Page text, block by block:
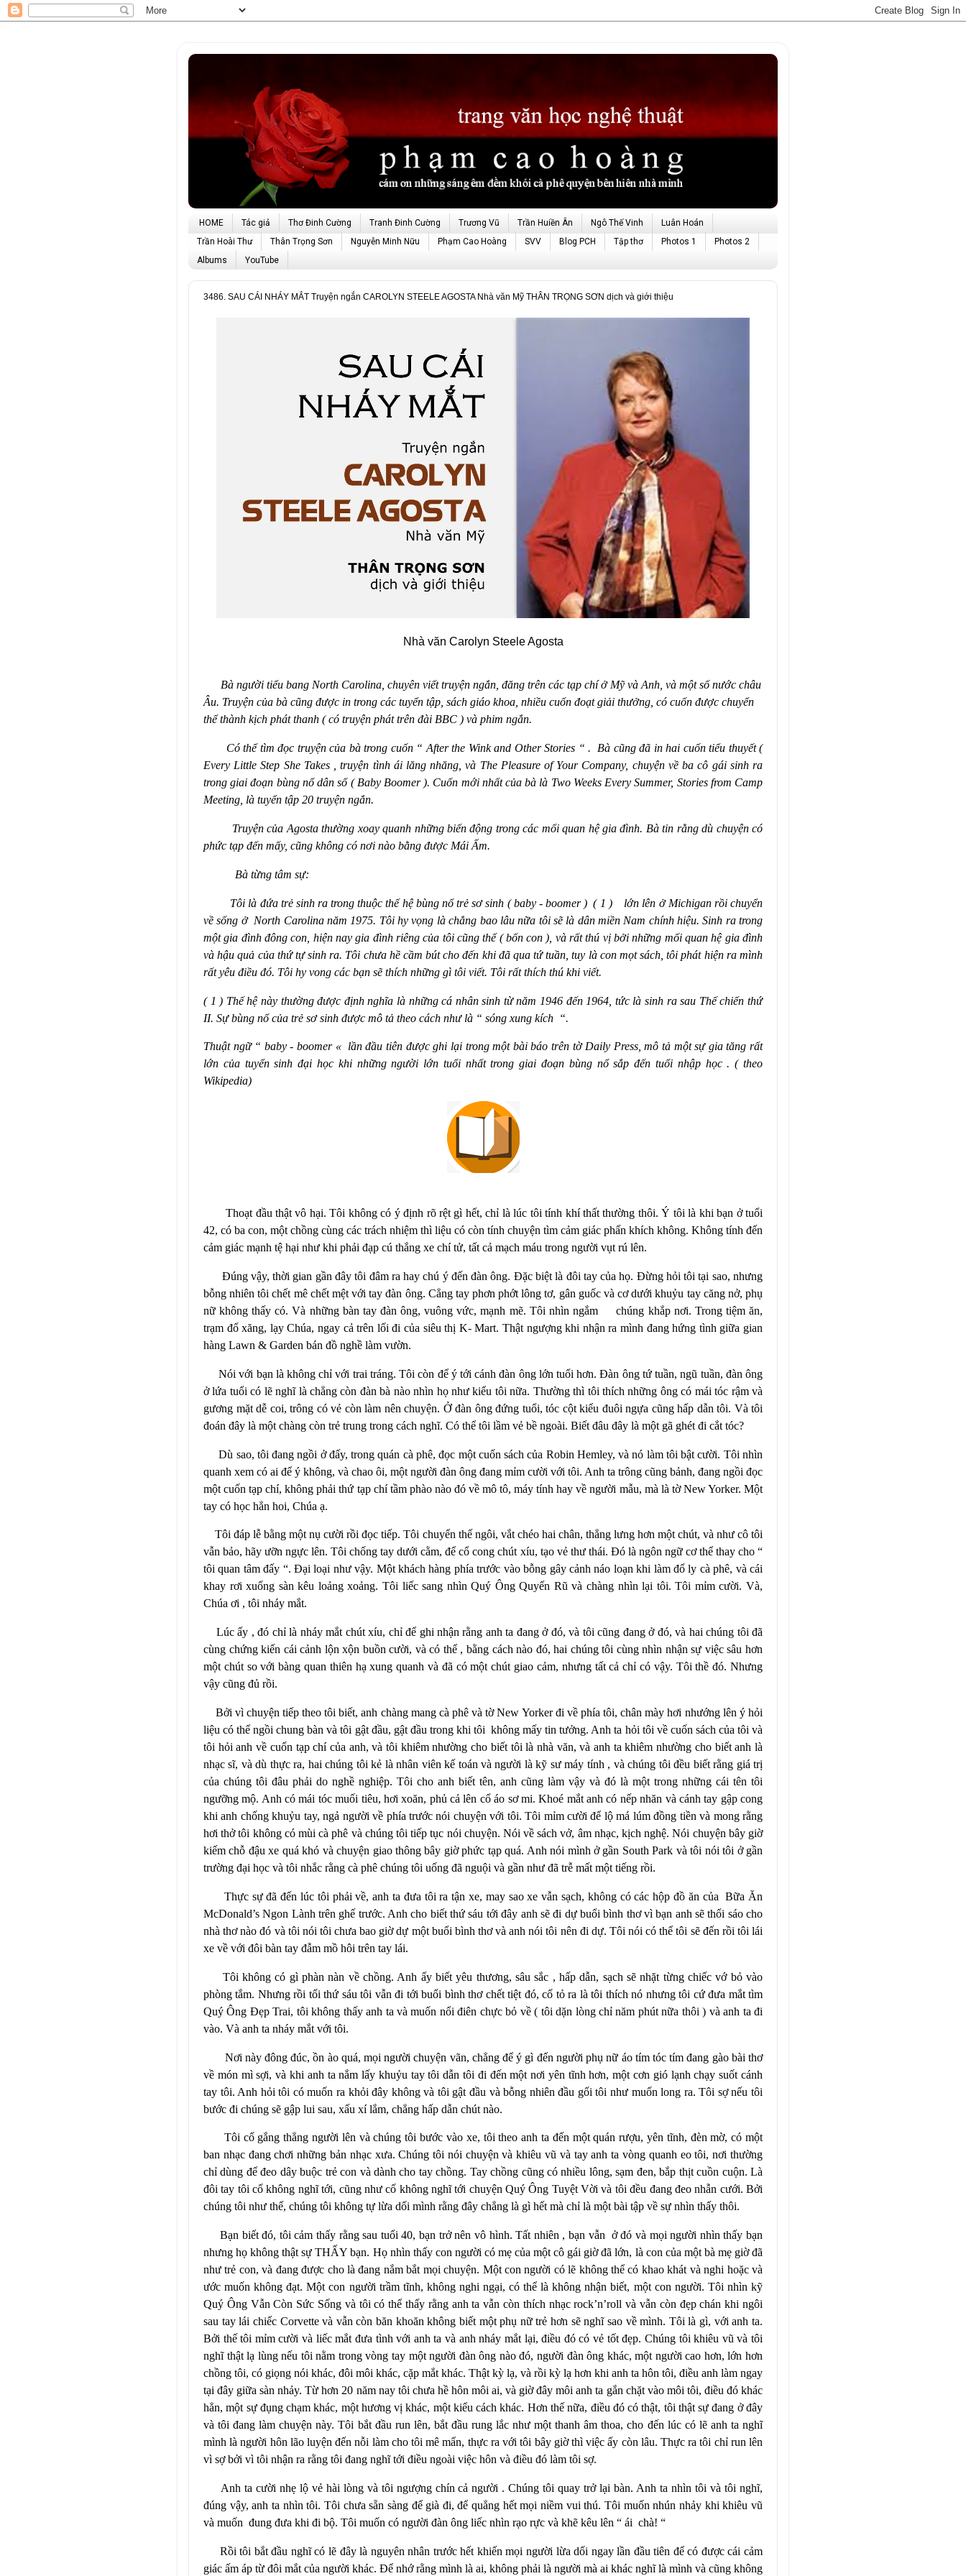
HOME Tác giả Thơ Đinh Cường Tranh Đinh Cường Trương Vũ Trần Huiền Ân Ngô Thế Vinh
Luân Hoán
Trần Hoài Thư
Thân Trọng Sơn Nguyễn Minh Nữu Phạm Cao Hoàng SVV Blog PCH Tập thơ Photos 1
Photos 2
Albums
YouTube
3486. SAU CÁI NHÁY MẮT Truyện ngắn CAROLYN STEELE AGOSTA Nhà văn Mỹ THÂN TRỌNG SƠN dịch và giới thiệu
Nhà văn Carolyn Steele Agosta
Bà người tiểu bang North Carolina, chuyên viết truyện ngắn, đăng trên các tạp chí ở Mỹ và Anh, và một số nước châu
Âu. Truyện của bà cũng được in trong các tuyển tập, sách giáo khoa, nhiều cuốn đoạt giải thưởng, có cuốn được chuyển
thể thành kịch phát thanh ( có truyện phát trên đài BBC ) và phim ngắn.
Có thể tìm đọc truyện của bà trong cuốn “ After the Wink and Other Stories “ .
Bà cũng đã in hai cuốn tiểu thuyết (
Every Little Step She Takes , truyện tình ái lăng nhăng, và The Pleasure of Your Company, chuyện về ba cô gái sinh ra
trong giai đoạn bùng nổ dân số ( Baby Boomer ). Cuốn mới nhất của bà là Two Weeks Every Summer, Stories from Camp
Meeting, là tuyển tập 20 truyện ngắn.
Truyện của Agostathường xoay quanh những biến động trong các mối quan hệ gia đình. Bà tin rằng dù chuyện có
phức tạp đến mấy, cũng không có nơi nào bằng được Mái Ấm.
Bà từng tâm sự:
Tôi là đứa trẻ sinh ra trong thuộc thế hệ bùng nổ trẻ sơ sinh ( baby - boomer ) ( 1 )
lớn lên ở Michigan rồi chuyển
về sống ở North Carolina năm 1975. Tôi hy vọng là chẳng bao lâu nữa tôi sẽ là dân miền Nam chính hiệu. Sinh ra trong
một gia đình đông con, hiện nay gia đình riêng của tôi cũng thế ( bốn con ), và rất thú vị bởi những mối quan hệ gia đình
và hậu quả của thứ tự sinh ra. Tôi chưa hề cầm bút cho đến khi đã qua tứ tuần, tuy là con mọt sách, tôi phát hiện ra mình
rất yêu điều đó. Tôi hy vong các bạn sẽ thích những gì tôi viết. Tôi rất thích thú khi viết.
( 1 ) Thế hệ này thường được định nghĩa là những cá nhân sinh từ năm 1946 đến 1964, tức là sinh ra sau Thế chiến thứ
II. Sự bùng nổ của trẻ sơ sinh được mô tả theo cách như là “ sóng xung kích “.
Thuật ngữ “ baby - boomer « lần đầu tiên được ghi lại trong một bài báo trên tờ Daily Press, mô tả một sự gia tăng rất
lớn của tuyển sinh đại học khi những người lớn tuổi nhất trong giai đoạn bùng nổ sắp đến tuổi nhập học . ( theo
Wikipedia)
Thoạt đầu thật vô hại. Tôi không có ý định rõ rệt gì hết, chỉ là lúc tôi tính khí thất thường thôi. Ý tôi là khi bạn ở tuổi
42, có ba con, một chồng cùng các trách nhiệm thì liệu có còn tính chuyện tìm cảm giác phấn khích không. Không tính đến
cảm giác mạnh tệ hại như khi phải đạp cú thắng xe chí tử, tất cả mạch máu trong người vụt rú lên.
Đúng vậy, thời gian gần đây tôi đâm ra hay chú ý đến đàn ông. Đặc biệt là đôi tay của họ. Đừng hỏi tôi tại sao, nhưng
bỗng nhiên tôi chết mê chết mệt với tay đàn ông. Cẳng tay phơn phớt lông tơ, gân guốc và cơ dưới khuỷu tay căng nở, phụ
nữ không thấy có. Và những bàn tay đàn ông, vuông vức, mạnh mẽ. Tôi nhìn ngắm
chúng khắp nơi. Trong tiệm ăn,
trạm đổ xăng, lạy Chúa, ngay cả trên lối đi của siêu thị K- Mart. Thật ngượng khi nhận ra mình đang hứng tình giữa gian
hàng Lawn & Garden bán đồ nghề làm vườn.
Nói với bạn là không chỉ với trai tráng. Tôi còn để ý tới cánh đàn ông lớn tuổi hơn. Đàn ông tứ tuần, ngũ tuần, đàn ông
ở lứa tuổi có lẽ nghĩ là chẳng còn đàn bà nào nhìn họ như kiểu tôi nữa. Thường thì tôi thích những ông có mái tóc rậm và
gương mặt dễ coi, trông có vẻ còn làm nên chuyện. Ở đàn ông đứng tuổi, tóc cột kiểu đuôi ngựa cũng hấp dẫn tôi. Và tôi
đoán đây là một chàng còn trẻ trung trong cách nghĩ. Có thể tôi lầm vẻ bề ngoài. Biết đâu đây là một gã ghét đi cắt tóc?
Dù sao, tôi đang ngồi ở đấy, trong quán cà phê, đọc một cuốn sách của Robin Hemley, và nó làm tôi bật cười. Tôi nhìn
quanh xem có ai để ý không, và chao ôi, một người đàn ông đang mỉm cười với tôi. Anh ta trông cũng bảnh, đang ngồi đọc
một cuốn tạp chí, không phải thứ tạp chí tầm phào nào đó về mô tô, máy tính hay về người mẫu, mà là tờ New Yorker. Một
tay có học hẳn hoi, Chúa ạ.
Tôi đáp lễ bằng một nụ cười rồi đọc tiếp. Tôi chuyển thế ngôi, vắt chéo hai chân, thẳng lưng hơn một chút, và như cô tôi
vẫn bảo, hãy ưỡn ngực lên. Tôi chống tay dưới cằm, để cổ cong chút xíu, tạo vẻ thư thái. Đó là ngôn ngữ cơ thể thay cho “
tôi quan tâm đấy “. Đại loại như vậy. Một khách hàng phía trước vào bỗng gây cảnh náo loạn khi làm đổ ly cà phê, và cái
khay rơi xuống sàn kêu loảng xoảng. Tôi liếc sang nhìn Quý Ông Quyến Rũ và chàng nhìn lại tôi. Tôi mỉm cười. Và,
Chúa ơi , tôi nháy mắt.
Lúc ấy , đó chỉ là nháy mắt chút xíu, chỉ để ghi nhận rằng anh ta đang ở đó, và tôi cũng đang ở đó, và hai chúng tôi đã
cùng chứng kiến cái cảnh lộn xộn buồn cười, và có thể , bằng cách nào đó, hai chúng tôi cùng nhìn nhận sự việc sâu hơn
một chút so với bàng quan thiên hạ xung quanh và đã có một chút giao cảm, nhưng tất cả chỉ có vậy. Tôi thề đó. Nhưng
vậy cũng đủ rồi.
Bởi vì chuyện tiếp theo tôi biết, anh chàng mang cà phê và tờ New Yorker đi về phía tôi, chân mày hơi nhướng lên ý hỏi
liệu có thể ngồi chung bàn và tôi gật đầu, gật đầu trong khi tôi không mấy tin tưởng. Anh ta hỏi tôi về cuốn sách của tôi và
tôi hỏi anh về cuốn tạp chí của anh, và tôi khiêm nhường cho biết tôi là nhà văn, và anh ta khiêm nhường cho biết anh là
nhạc sĩ, và dù thực ra, hai chúng tôi kẻ là nhân viên kế toán và người là kỹ sư máy tính , và chúng tôi đều biết rằng giá trị
của chúng tôi đâu phải do nghề nghiệp. Tôi cho anh biết tên, anh cũng làm vậy và đó là một trong những cái tên tôi
ngưỡng mộ. Anh có mái tóc muối tiêu, hơi xoăn, phủ cả lên cổ áo sơ mi. Khoé mắt anh có nếp nhăn và cánh tay gập cong
khi anh chống khuỷu tay, ngả người về phía trước nói chuyện với tôi. Tôi mỉm cười để lộ má lúm đồng tiền và mong rằng
hơi thở tôi không có mùi cà phê và chúng tôi tiếp tục nói chuyện. Nói về sách vở, âm nhạc, kịch nghệ. Nói chuyện bây giờ
kiếm chỗ đậu xe quá khó và chuyện giao thông bây giờ phức tạp quá. Anh nói mình ở gần South Park và tôi nói tôi ở gần
trường đại học và tôi nhắc rằng cà phê chúng tôi uống đã nguội và gần như đã trễ mất một tiếng rồi.
Thực sự đã đến lúc tôi phải về, anh ta đưa tôi ra tận xe, may sao xe vẫn sạch, không có các hộp đồ ăn của
Bữa Ăn
McDonald’s Ngon Lành trên ghế trước. Anh cho biết thứ sáu tới đây anh sẽ đi dự buổi bình thơ vì bạn anh sẽ thổi sáo cho
nhà thơ nào đó và tôi nói tôi chưa bao giờ dự một buổi bình thơ và anh nói tôi nên đi dự. Tôi nói có thể tôi sẽ đến rồi tôi lái
xe về với đôi bàn tay đẫm mồ hôi trên tay lái.
Tôi không có gì phàn nàn về chồng. Anh ấy biết yêu thương, sâu sắc , hấp dẫn, sạch sẽ nhặt từng chiếc vớ bỏ vào
phòng tắm. Nhưng rồi tối thứ sáu tôi vẫn đi tới buổi bình thơ chết tiệt đó, cố tỏ ra là tôi thích nó nhưng tôi cứ đưa mắt tìm
Quý Ông Đẹp Trai, tôi không thấy anh ta và muốn nổi điên chực bỏ về ( tôi dặn lòng chỉ năm phút nữa thôi ) và anh ta đi
vào. Và anh ta nháy mắt với tôi.
Nơi này đông đúc, ồn ào quá, mọi người chuyện vãn, chẳng để ý gì đến người phụ nữ áo tím tóc tím đang gào bài thơ
về món mì sợi, và khi anh ta nắm lấy khuỷu tay tôi dẫn tôi đi đến một nơi yên tĩnh hơn, một cơn gió lạnh chạy suốt cánh
tay tôi. Anh hỏi tôi có muốn ra khỏi đây không và tôi gật đầu và bỗng nhiên đầu gối tôi như muốn long ra. Tôi sợ nếu tôi
bước đi chúng sẽ gập lui sau, xấu xí lắm, chẳng hấp dẫn chút nào.
Tôi cố gắng thẳng người lên và chúng tôi bước vào xe, tôi theo anh ta đến một quán rượu, yên tĩnh, đèn mờ, có một
ban nhạc đang chơi những bản nhạc xưa. Chúng tôi nói chuyện và khiêu vũ và tay anh ta vòng quanh eo tôi, nơi thường
chỉ dùng để đeo dây buộc trẻ con và dành cho tay chồng. Tay chồng cũng có nhiều lông, sạm đen, bắp thịt cuồn cuộn. Là
đôi tay tôi cố không nghĩ tới, cũng như cố không nghĩ tới chuyện Quý Ông Tuyệt Vời và tôi đều đang đeo nhẫn cưới. Bởi
chúng tôi như thế, chúng tôi không tự lừa dối mình rằng đây chẳng là gì hết mà chỉ là một bài tập về sự nhìn thấy thôi.
Bạn biết đó, tôi cảm thấy rằng sau tuổi 40, bạn trở nên vô hình. Tất nhiên , bạn vẫn ở đó và mọi người nhìn thấy bạn
nhưng họ không thật sự THẤY bạn. Họ nhìn thấy con người có mẹ của một cô gái giờ đã lớn, là con của một bà mẹ giờ đã
như trẻ con, và đang được cho là đang nắm bắt mọi chuyện. Một con người có lẽ không thể có khao khát và nghi hoặc và
ước muốn không đạt. Một con người trầm tĩnh, không nghi ngại, có thể là không nhận biết, một con người. Tôi nhìn kỹ
Quý Ông Vẫn Còn Sức Sống và tôi có thể thấy rằng anh ta vẫn còn thích nhạc rock’n’roll và vẫn còn đẹp chán khi ngôi
sau tay lái chiếc Corvette và vẫn còn băn khoăn không biết một phụ nữ trẻ hơn sẽ nghĩ sao về mình. Tôi là gì, với anh ta.
Bởi thế tôi mỉm cười và liếc mắt đưa tình với anh ta và anh nháy mắt lại, điều đó có vẻ tốt đẹp. Chúng tôi khiêu vũ và tôi
nghĩ thật lạ lùng nếu tôi nằm trong vòng tay một người đàn ông nào đó, người đàn ông khác, một người cao hơn, lớn hơn
chồng tôi, có giọng nói khác, đôi môi khác, cặp mắt khác. Thật kỳ lạ, và rồi kỳ lạ hơn khi anh ta hôn tôi, điều anh làm ngay
tại đây giữa sàn nhảy. Từ hơn 20 năm nay tôi chưa hề hôn môi ai, và giờ đây môi anh ta gắn chặt vào môi tôi, điều đó khác
hẳn, một sự đụng chạm khác, một hương vị khác, một kiểu cách khác. Hơn thế nữa, điều đó có thật, tôi thật sự đang ở đây
và tôi đang làm chuyện này. Tôi bắt đầu run lên, bắt đầu rung lắc như một thanh âm thoa, cho đến lúc có lẽ anh ta nghĩ
mình là người hôn lão luyện đến nỗi làm cho tôi mê mẩn, thực ra với tôi bây giờ thì việc ấy còn lâu. Thực ra tôi chỉ run lên
vì sợ bởi vì tôi nhận ra rằng tôi đang nghĩ tới điều ngoài việc hôn và điều đó làm tôi sợ.
Anh ta cười nhẹ lộ vẻ hài lòng và tôi ngượng chín cả người . Chúng tôi quay trở lại bàn. Anh ta nhìn tôi và tôi nghĩ,
đúng vậy, anh ta nhìn tôi. Tôi chưa sẵn sàng để già đi, để quẳng hết mọi niềm vui thú. Tôi muốn nhún nhảy khi khiêu vũ
và muốn đung đưa khi đi bộ. Tôi muốn có người đàn ông liếc nhìn rạo rực và khẽ kêu lên “ ái chà! “
Rồi tôi bắt đầu nghĩ có lẽ đây là nguyên nhân trước hết khiến mọi người lừa dối ngay lần đầu tiên để có được cái cảm
giác ấm áp từ đôi mắt của người khác. Để nhớ rằng mình là ai, không phải là người mà ai khác nghĩ là mình và cũng không